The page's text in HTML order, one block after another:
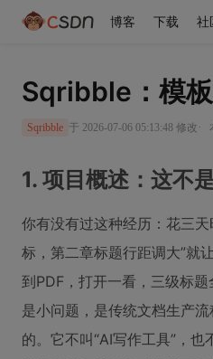
博客 下载 社
Sqribble：模
Sqribble 于 2026-07-06 05:13:48 修改 ·
1. 项目概述：这不
你有没有过这种经历：花三
标，第二章标题行距调大”
到PDF，打开一看，三级标
是小问题，是传统文档生产
的。它不叫“AI写作工具”，